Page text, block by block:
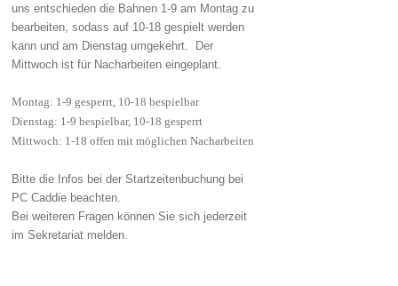
uns entschieden die Bahnen 1-9 am Montag zu
bearbeiten, sodass auf 10-18 gespielt werden
kann und am Dienstag umgekehrt. Der
Mittwoch ist für Nacharbeiten eingeplant.
Montag: 1-9 gesperrt, 10-18 bespielbar
Dienstag: 1-9 bespielbar, 10-18 gesperrt
Mittwoch: 1-18 offen mit möglichen Nacharbeiten
Bitte die Infos bei der Startzeitenbuchung bei
PC Caddie beachten.
Bei weiteren Fragen können Sie sich jederzeit
im Sekretariat melden.